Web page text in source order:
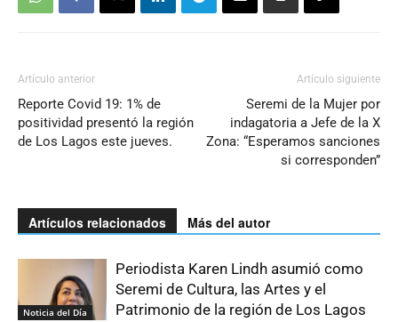
Artículo anterior
Reporte Covid 19: 1% de
positividad presentó la región
de Los Lagos este jueves.
Artículo siguiente
Seremi de la Mujer por
indagatoria a Jefe de la X
Zona: “Esperamos sanciones
si corresponden”
Artículos relacionados Más del autor
Noticia del Día
Periodista Karen Lindh asumió como
Seremi de Cultura, las Artes y el
Patrimonio de la región de Los Lagos